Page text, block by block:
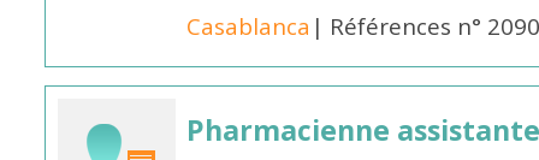
Casablanca | Références n°
Pharmacienne